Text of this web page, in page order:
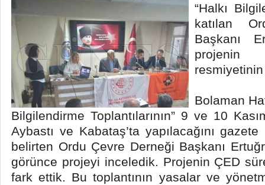
“Halkı
katılan
Başkanı
projenin
resmiyetinin
Bolaman
Bilgilendirme Toplantılarının” 9 ve 10
Aybastı ve Kabataş’ta yapılacağını
belirten Ordu Çevre Derneği Başkanı
görünce projeyi inceledik. Projenin ÇED
fark ettik. Bu toplantının yasalar ve